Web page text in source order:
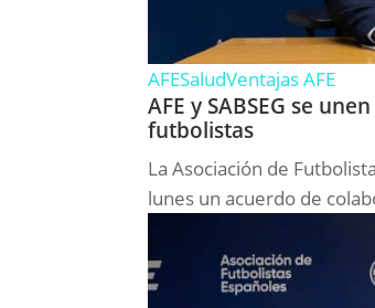
AFESaludVentajas AFE
AFE y SABSEG se
futbolistas
La Asociación de
lunes un acuerdo de